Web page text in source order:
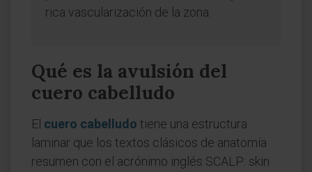
rica vascularización de la zona.
Qué es la avulsión del
cuero cabelludo
El cuero cabelludo tiene una estructura
laminar que los textos clásicos de anatomía
resumen con el acrónimo inglés SCALP: skin